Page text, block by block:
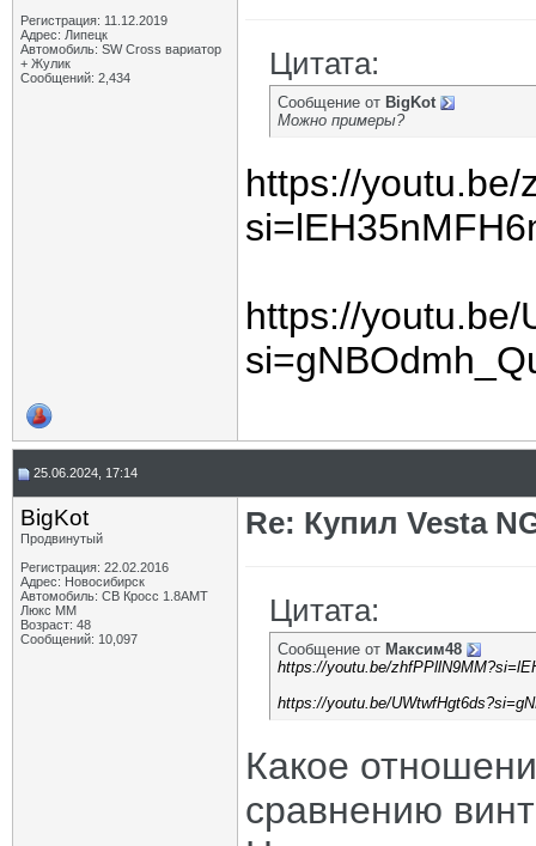
Регистрация: 11.12.2019
Адрес: Липецк
Автомобиль: SW Cross вариатор
+ Жулик
Сообщений: 2,434
Цитата:
Сообщение от BigKot
Можно примеры?
https://youtu.be/
https://youtu.be/
25.06.2024, 17:14
BigKot
Продвинутый
Регистрация: 22.02.2016
Адрес: Новосибирск
Автомобиль: СВ Кросс 1.8АМТ
Люкс ММ
Возраст: 48
Сообщений: 10,097
Re: Купил Vesta
Цитата:
Сообщение от Максим48
https://youtu.be/
https://youtu.be/
Какое
сравнению